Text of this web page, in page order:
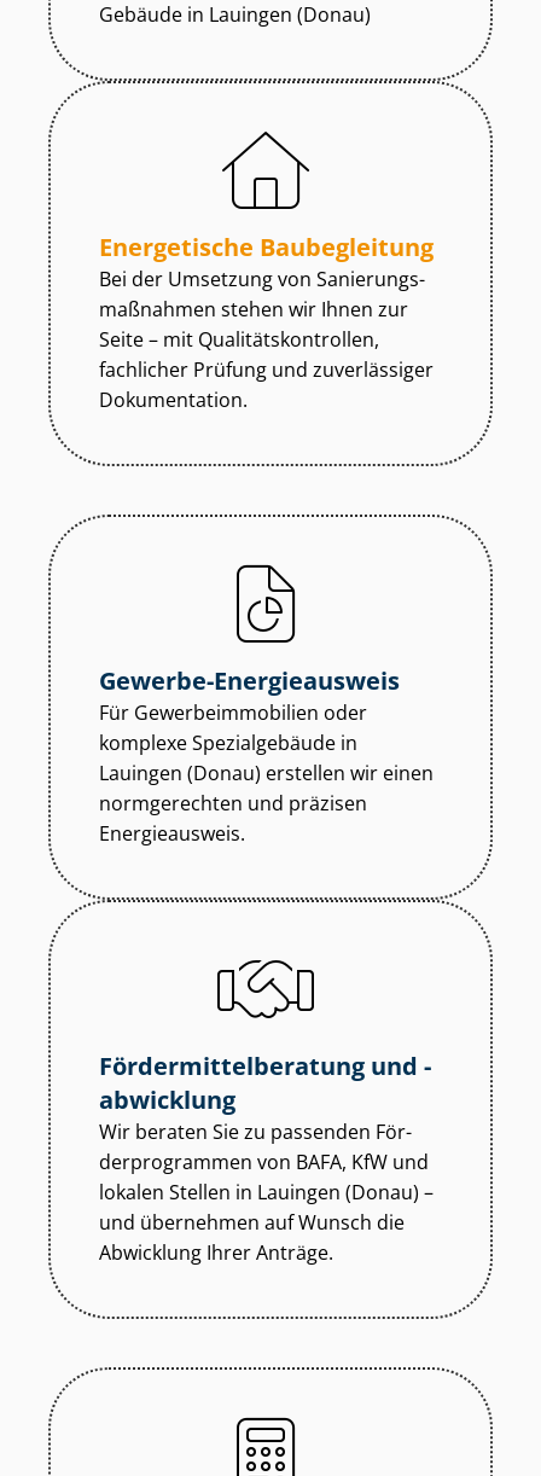
Gebäude in Lauingen (Donau)
Energetische Baubegleitung
Bei der Umsetzung von Sa­nie­rungs­
maß­nah­men stehen wir Ihnen zur
Seite – mit Qua­li­täts­kon­trol­len,
fachlicher Prüfung und zuverlässiger
Dokumentation.
Gewerbe-Energieausweis
Für Ge­wer­be­im­mo­bi­li­en oder
komplexe Spezialgebäude in
Lauingen (Donau) erstellen wir einen
normgerechten und präzisen
Energieausweis.
För­der­mit­tel­be­ra­tung und -
abwicklung
Wir beraten Sie zu passenden För­
der­pro­gram­men von BAFA, KfW und
lokalen Stellen in Lauingen (Donau) –
und übernehmen auf Wunsch die
Abwicklung Ihrer Anträge.